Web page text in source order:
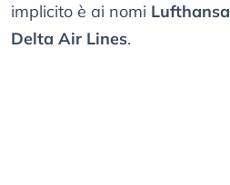
implicito è ai nomi Lufthansa
Delta Air Lines.